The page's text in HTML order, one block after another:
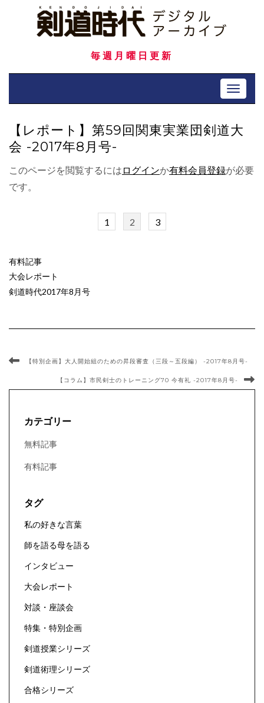
毎週月曜日更新
Toggle
【レポート】第59回関東実業団剣道大
会 -2017年8月号-
このページを閲覧するには ログインか有料会員登録が必要
です。
1 2 3
有料記事
大会レポート
剣道時代2017年8月号
【特別企画】大人開始組のための昇段審査（三段～五段編） -2017年8月号-
【コラム】市民剣士のトレーニング70 今有礼 -2017年8月号-
カテゴリー
無料記事
有料記事
タグ
私の好きな言葉
師を語る母を語る
インタビュー
大会レポート
対談・座談会
特集・特別企画
剣道授業シリーズ
剣道術理シリーズ
合格シリーズ